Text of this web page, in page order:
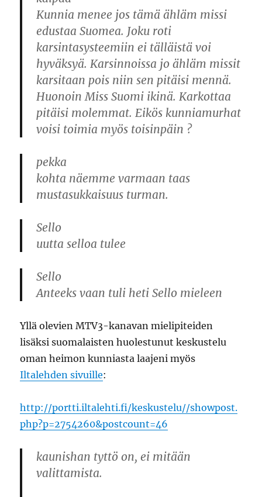
Kunnia menee jos tämä ähläm missi
edustaa Suomea. Joku roti
karsintasysteemiin ei tälläistä voi
hyväksyä. Karsinnoissa jo ähläm missit
karsitaan pois niin sen pitäisi mennä.
Huonoin Miss Suomi ikinä. Karkottaa
pitäisi molemmat. Eikös kunniamurhat
voisi toimia myös toisinpäin ?
pekka
kohta näemme varmaan taas
mustasukkaisuus turman.
Sello
uutta selloa tulee
Sello
Anteeks vaan tuli heti Sello mieleen
Yllä olevien MTV3-kanavan mielipiteiden
lisäksi suomalaisten huolestunut keskustelu
oman heimon kunniasta laajeni myös
Iltalehden sivuille:
http://portti.iltalehti.fi/keskustelu//showpost.
php?p=2754260&postcount=46
kaunishan tyttö on, ei mitään
valittamista.